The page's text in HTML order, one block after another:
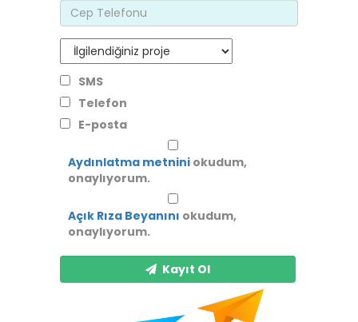
SMS
Telefon
E-posta
Aydınlatma metnini okudum,
onaylıyorum.
Açık Rıza Beyanını okudum,
onaylıyorum.
Kayıt Ol